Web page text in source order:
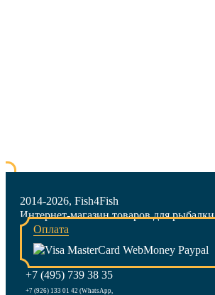
2014-2026, Fish4Fish
Интернет-магазин товаров для рыбалки
Оплата
+7 (495) 739 38 35
+7 (926) 133 01 42 (WhatsApp,